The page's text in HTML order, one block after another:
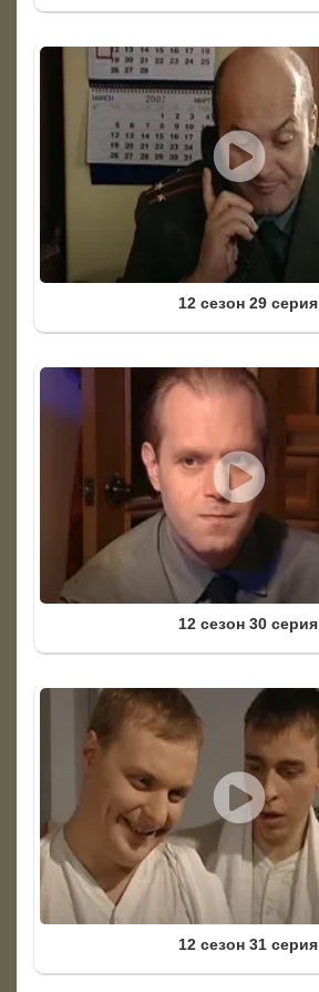
12 сезон 29 серия
12 сезон 30 серия
12 сезон 31 серия